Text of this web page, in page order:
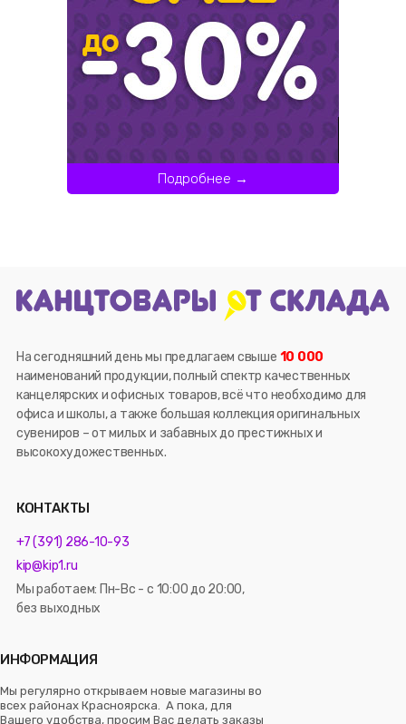
Подробнее →
На сегодняшний день мы предлагаем свыше 10 000
наименований продукции, полный спектр качественных
канцелярских и офисных товаров, всё что необходимо для
офиса и школы, а также большая коллекция оригинальных
сувениров – от милых и забавных до престижных и
высокохудожественных.
КОНТАКТЫ
+7 (391) 286-10-93
kip@kip1.ru
Мы работаем: Пн-Вс - с 10:00 до 20:00,
без выходных
ИНФОРМАЦИЯ
Мы регулярно открываем новые магазины во
всех районах Красноярска. А пока, для
Вашего удобства, просим Вас делать заказы